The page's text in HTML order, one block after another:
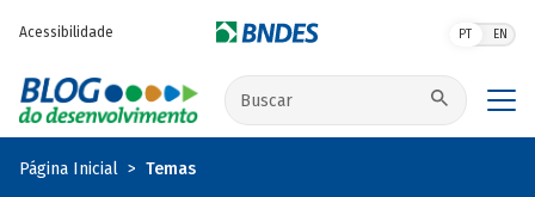
Acessibilidade PT EN
Buscar no site
Página Inicial Temas